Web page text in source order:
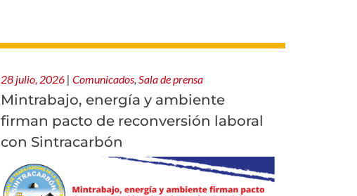
28 julio, 2026 | Comunicados Sala de prensa
Mintrabajo, energía y ambiente
firman pacto de reconversión laboral
con Sintracarbón